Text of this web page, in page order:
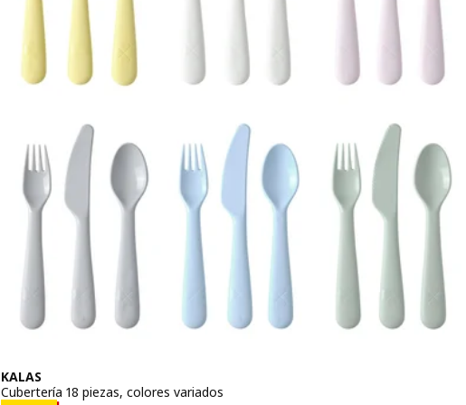
KALAS
Cubertería 18 piezas, colores variados